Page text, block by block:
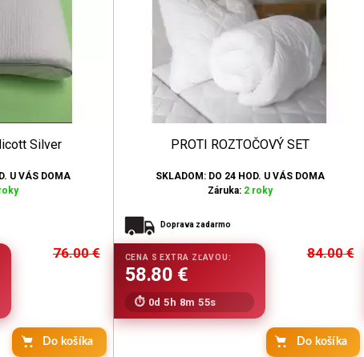
Silver
U VÁS DOMA
76.00€
PROTI ROZTOČOVÝ SET
SKLADOM: DO 24 HOD. U VÁS DOMA
Záruka: 2 roky
Doprava zadarmo
84.00€
0d 5h 8m 53s